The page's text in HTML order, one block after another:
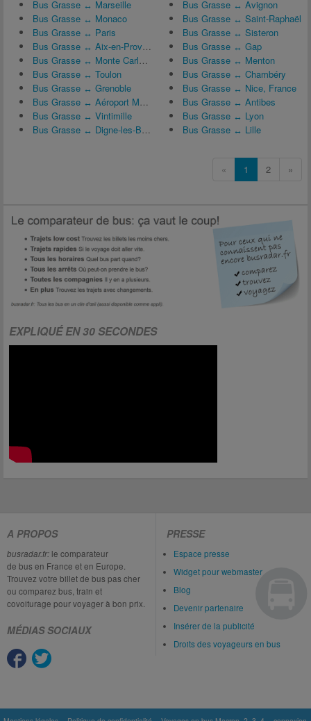
Bus Grasse ↔ Marseille
Bus Grasse ↔ Monaco
Bus Grasse ↔ Paris
Bus Grasse ↔ Aix-en-Provence
Bus Grasse ↔ Monte Carlo, Monaco
Bus Grasse ↔ Toulon
Bus Grasse ↔ Grenoble
Bus Grasse ↔ Aéroport Marseille Provence (MRS)
Bus Grasse ↔ Vintimille
Bus Grasse ↔ Digne-les-Bains
Bus Grasse ↔ Avignon
Bus Grasse ↔ Saint-Raphaël
Bus Grasse ↔ Sisteron
Bus Grasse ↔ Gap
Bus Grasse ↔ Menton
Bus Grasse ↔ Chambéry
Bus Grasse ↔ Nice, France
Bus Grasse ↔ Antibes
Bus Grasse ↔ Lyon
Bus Grasse ↔ Lille
« 1 2 »
EXPLIQUÉ EN 30 SECONDES
A PROPOS
busradar.fr: le comparateur
de bus en France et en Europe.
Trouvez votre billet de bus pas cher
ou comparez bus, train et
covoiturage pour voyager à bon prix.
MÉDIAS SOCIAUX
PRESSE
Espace presse
Widget pour webmaster
Blog
Devenir partenaire
Insérer de la publicité
Droits des voyageurs en bus